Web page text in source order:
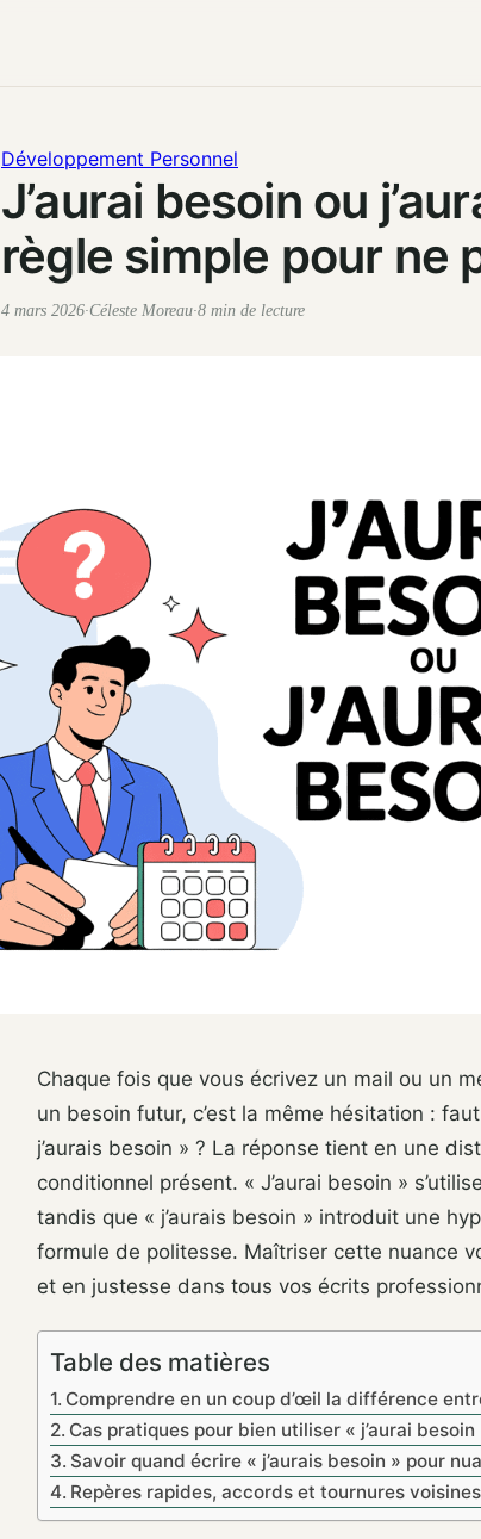
Développement Personnel
J’aurai besoin ou
règle simple pour ne
4 mars 2026·Céleste Moreau·8 min de lecture
Chaque fois que vous écrivez un mail ou un
un besoin futur, c’est la même hésitation :
j’aurais besoin » ? La réponse tient en une
conditionnel présent. « J’aurai besoin »
tandis que « j’aurais besoin » introduit une
formule de politesse. Maîtriser cette nuance
et en justesse dans tous vos écrits
Table des matières
Comprendre en un coup d’œil la différence
Cas pratiques pour bien utiliser « j’aurai besoin
Savoir quand écrire « j’aurais besoin » pour
Repères rapides, accords et tournures